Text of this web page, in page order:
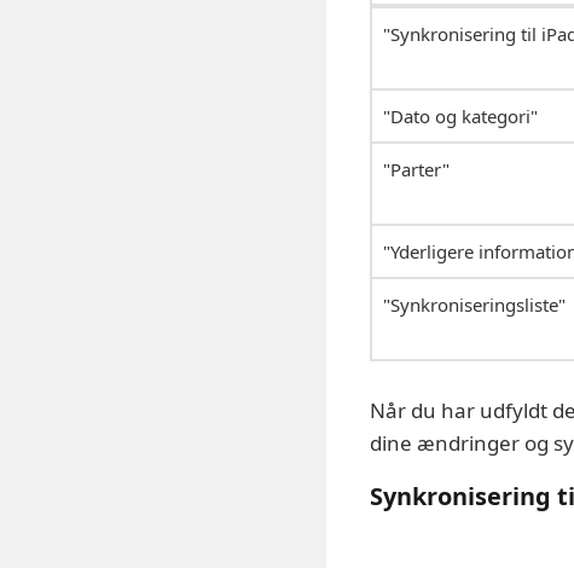
"Synkronisering til
"Dato og kategori"
"Parter"
"Yderligere
"Synkroniseringsliste"
Når du har udfyldt
dine ændringer og
Synkronisering